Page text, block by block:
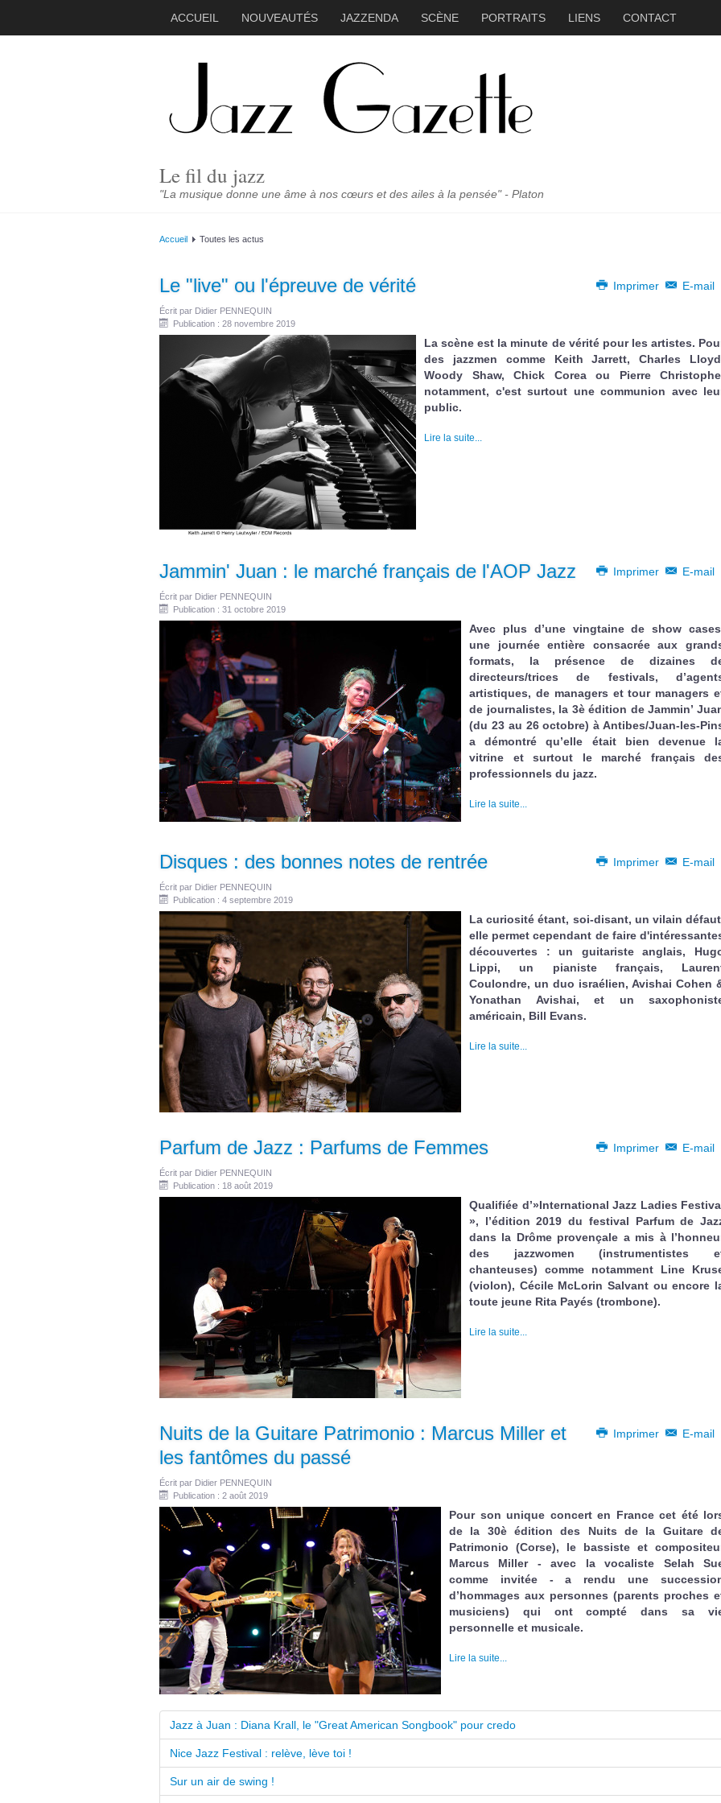
ACCUEIL NOUVEAUTÉS JAZZENDA SCÈNE PORTRAITS LIENS CONTACT
Le fil du jazz
"La musique donne une âme à nos cœurs et des ailes à la pensée" - Platon
Accueil Toutes les actus
Imprimer E-mail
Le "live" ou l'épreuve de vérité
Écrit par Didier PENNEQUIN
Publication : 28 novembre 2019
La scène est la minute de vérité pour les artistes.
des jazzmen comme Keith Jarrett, Charles
Woody Shaw, Chick Corea ou Pierre
notamment, c'est surtout une communion avec
public.
Lire la suite...
Imprimer E-mail
Jammin' Juan : le marché français de l'AOP Jazz
Écrit par Didier PENNEQUIN
Publication : 31 octobre 2019
Avec plus d’une vingtaine de show
une journée entière consacrée aux
formats, la présence de dizaines
directeurs/trices de festivals,
artistiques, de managers et tour managers
de journalistes, la 3è édition de Jammin’
(du 23 au 26 octobre) à Antibes/Juan-les-
a démontré qu’elle était bien devenue
vitrine et surtout le marché français
professionnels du jazz.
Lire la suite...
Imprimer E-mail
Disques : des bonnes notes de rentrée
Écrit par Didier PENNEQUIN
Publication : 4 septembre 2019
La curiosité étant, soi-disant, un vilain
elle permet cependant de faire
découvertes : un guitariste anglais,
Lippi, un pianiste français,
Coulondre, un duo israélien, Avishai Cohen
Yonathan Avishai, et un
américain, Bill Evans.
Lire la suite...
Imprimer E-mail
Parfum de Jazz : Parfums de Femmes
Écrit par Didier PENNEQUIN
Publication : 18 août 2019
Qualifiée d’»International Jazz Ladies
», l’édition 2019 du festival Parfum de
dans la Drôme provençale a mis à
des jazzwomen (instrumentistes
chanteuses) comme notamment Line
(violon), Cécile McLorin Salvant ou encore
toute jeune Rita Payés (trombone).
Lire la suite...
Imprimer E-mail
Nuits de la Guitare Patrimonio : Marcus Miller et
les fantômes du passé
Écrit par Didier PENNEQUIN
Publication : 2 août 2019
Pour son unique concert en France cet été
de la 30è édition des Nuits de la Guitare
Patrimonio (Corse), le bassiste et
Marcus Miller - avec la vocaliste Selah
comme invitée - a rendu une
d’hommages aux personnes (parents proches
musiciens) qui ont compté dans sa
personnelle et musicale.
Lire la suite...
Jazz à Juan : Diana Krall, le "Great American Songbook" pour credo
Nice Jazz Festival : relève, lève toi !
Sur un air de swing !